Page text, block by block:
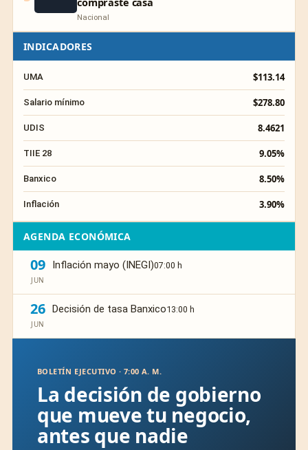
Nacional
INDICADORES
UMA $113.14
Salario mínimo $278.80
UDIS 8.4621
TIIE 28 9.05%
Banxico 8.50%
Inflación 3.90%
AGENDA ECONÓMICA
09
JUN
Inflación mayo (INEGI)07:00 h
26
JUN
Decisión de tasa Banxico13:00 h
BOLETÍN EJECUTIVO · 7:00 A. M.
La decisión de gobierno
que mueve tu negocio,
antes que nadie